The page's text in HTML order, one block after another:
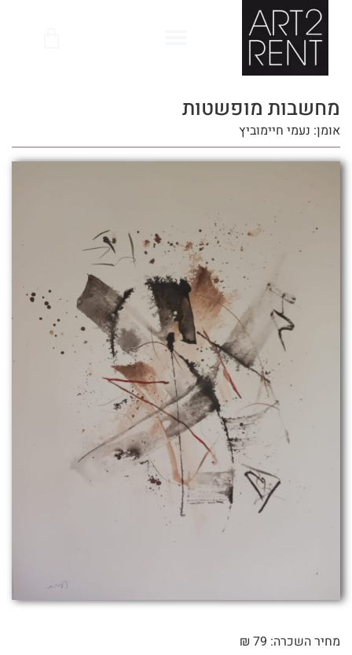
מחשבות מופשטות
אומן: נעמי חיימוביץ
מחיר השכרה: 79 ₪